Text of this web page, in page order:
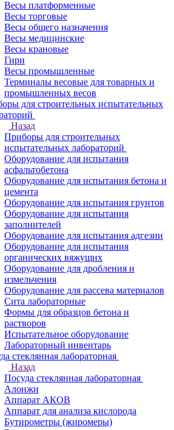
Весы платформенные
Весы торговые
Весы общего назначения
Весы медицинские
Весы крановые
Гири
Весы промышленные
Терминалы весовые для товарных и
промышленных весов
для строительных испытательных
Назад
Приборы для строительных
испытательных лабораторий
Оборудование для испытания
асфальтобетона
Оборудование для испытания бетона и
цемента
Оборудование для испытания грунтов
Оборудование для испытания
заполнителей
Оборудование для испытания адгезии
Оборудование для испытания
органических вяжущих
Оборудование для дробления и
измельчения
Оборудование для рассева материалов
Сита лабораторные
Формы для образцов бетона и
растворов
Испытательное оборудование
Лабораторный инвентарь
стеклянная лабораторная
Назад
Посуда стеклянная лабораторная
Алонжи
Аппарат АКОВ
Аппарат для анализа кислорода
Бутирометры (жиромеры)